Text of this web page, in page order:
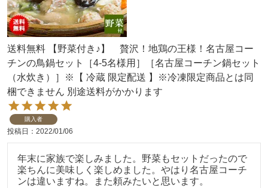
送料無料 【野菜付き♪】 贅沢！地鶏の王様！名古屋コー
チンの鳥鍋セット［4-5名様用］［名古屋コーチン鍋セット
（水炊き）］※【 冷蔵 限定配送 】※冷凍限定商品とは同
梱できません 別途送料がかかります
購入者
投稿日 2022/01/06
年末に家族で楽しみました。野菜もセットだったので
楽ちんに美味しく楽しめました。やはり名古屋コーチ
ンは違いますね。また頼みたいと思います。